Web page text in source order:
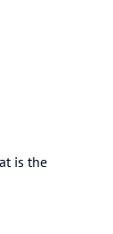
is the